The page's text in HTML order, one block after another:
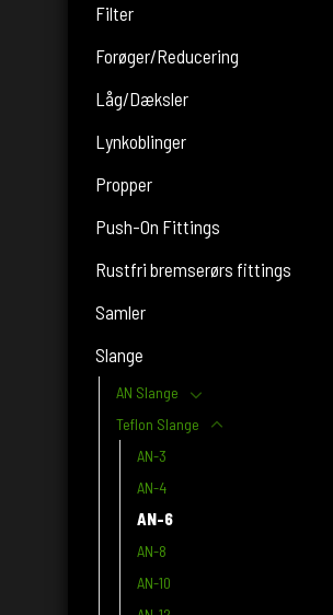
Filter
Forøger/Reducering
Låg/Dæksler
Lynkoblinger
Propper
Push-On Fittings
Rustfri bremserørs fittings
Samler
Slange
AN Slange
Teflon Slange
AN-3
AN-4
AN-6
AN-8
AN-10